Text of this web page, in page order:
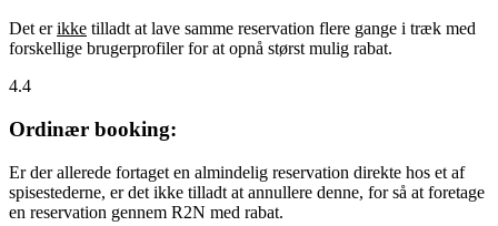
Det erikke tilladt at lave samme reservation flere gange i træk med
forskellige brugerprofiler for at opnå størst mulig rabat.
4.4
Ordinær booking:
Er der allerede fortaget en almindelig reservation direkte hos et af
spisestederne, er det ikke tilladt at annullere denne, for så at foretage
en reservation gennem R2N med rabat.